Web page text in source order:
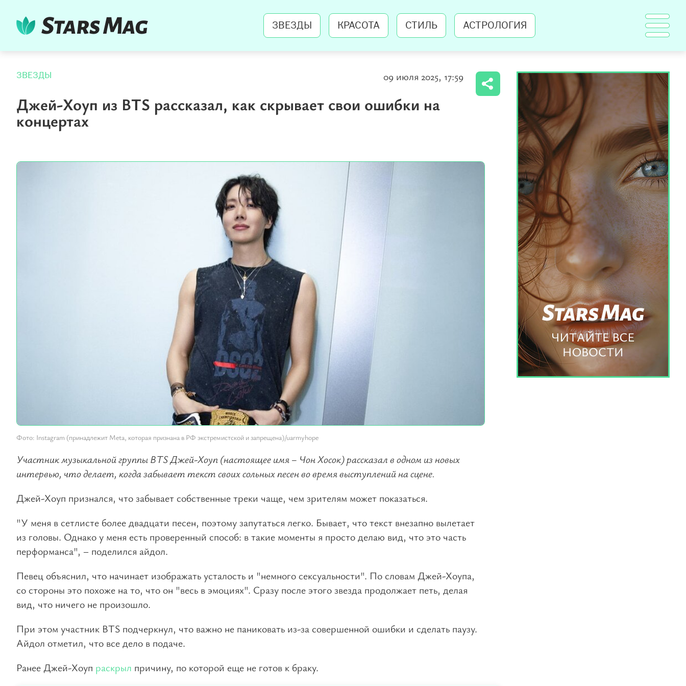
ЗВЕЗДЫ КРАСОТА СТИЛЬ АСТРОЛОГИЯ
ЗВЕЗДЫ 09 июля 2025, 17:59
Джей-Хоуп из BTS рассказал, как скрывает свои ошибки на
концертах
Фото: Instagram (принадлежит Meta, которая признана в РФ экстремистской и запрещена)/uarmyhope
Участник музыкальной группы BTS Джей-Хоуп (настоящее имя – Чон Хосок) рассказал в одном из новых
интервью, что делает, когда забывает текст своих сольных песен во время выступлений на сцене.
Джей-Хоуп признался, что забывает собственные треки чаще, чем зрителям может показаться.
"У меня в сетлисте более двадцати песен, поэтому запутаться легко. Бывает, что текст внезапно вылетает
из головы. Однако у меня есть проверенный способ: в такие моменты я просто делаю вид, что это часть
перформанса", – поделился айдол.
Певец объяснил, что начинает изображать усталость и "немного сексуальности". По словам Джей-Хоупа,
со стороны это похоже на то, что он "весь в эмоциях". Сразу после этого звезда продолжает петь, делая
вид, что ничего не произошло.
При этом участник BTS подчеркнул, что важно не паниковать из-за совершенной ошибки и сделать паузу.
Айдол отметил, что все дело в подаче.
Ранее Джей-Хоуп раскрыл причину, по которой еще не готов к браку.